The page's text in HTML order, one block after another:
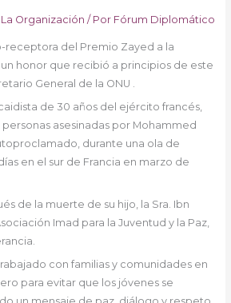
La Organización / Por Fórum Diplomático
receptora del Premio Zayed a la
honor que recibió a principios de este
General de la ONU .
de 30 años del ejército francés,
asesinadas por Mohammed
durante una ola de
en el sur de Francia en marzo de
de la muerte de su hijo, la Sra. Ibn
Imad para la Juventud y la Paz,
con familias y comunidades en
para evitar que los jóvenes se